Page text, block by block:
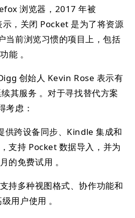
浏览器，2017 年被
，关闭 Pocket 是为了将资源
当前浏览习惯的项目上，包括
能 。
创始人 Kevin Rose 表示有
其服务 。对于寻找替代方案
考虑：
供跨设备同步、Kindle 集成和
支持 Pocket 数据导入，并为
的免费试用 。
支持多种视图格式、协作功能和
用户使用 。